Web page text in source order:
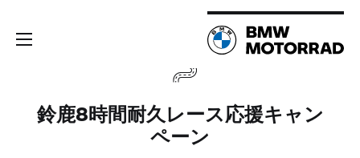
鈴鹿8時間耐久レース応援キャン
ペーン